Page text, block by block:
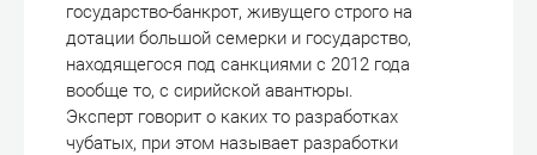
государство-банкрот, живущего строго на
дотации большой семерки и государство,
находящегося под санкциями с 2012 года
вообще то, с сирийской авантюры.
Эксперт говорит о каких то разработках
чубатых, при этом называет разработки